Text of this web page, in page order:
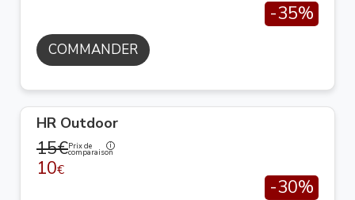
-35%
COMMANDER
HR Outdoor
15€Prix de
comparaison
10€
-30%